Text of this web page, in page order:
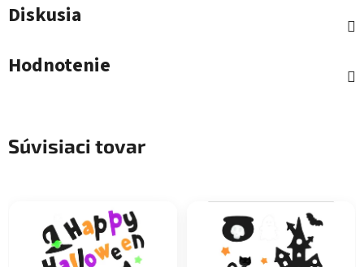
Diskusia
Hodnotenie
Súvisiaci tovar